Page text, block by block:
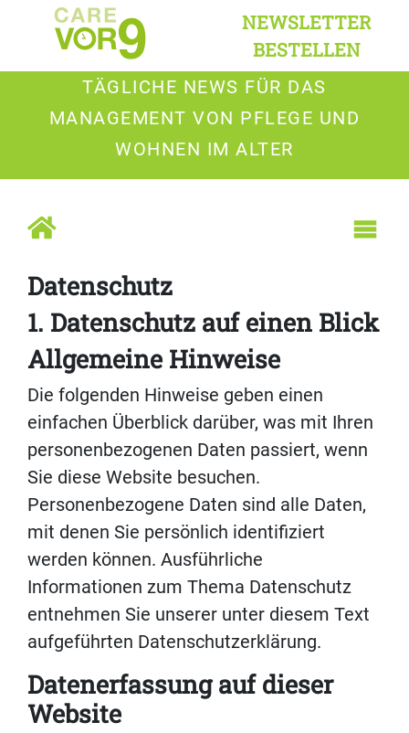
NEWSLETTER
BESTELLEN
TÄGLICHE NEWS FÜR DAS
MANAGEMENT VON PFLEGE UND
WOHNEN IM ALTER
Datenschutz
1. Datenschutz auf einen Blick
Allgemeine Hinweise
Die folgenden Hinweise geben einen
einfachen Überblick darüber, was mit Ihren
personenbezogenen Daten passiert, wenn
Sie diese Website besuchen.
Personenbezogene Daten sind alle Daten,
mit denen Sie persönlich identifiziert
werden können. Ausführliche
Informationen zum Thema Datenschutz
entnehmen Sie unserer unter diesem Text
aufgeführten Datenschutzerklärung.
Datenerfassung auf dieser
Website